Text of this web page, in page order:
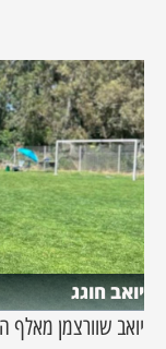
יואב חוגג
יואב שוורצמן מאלף